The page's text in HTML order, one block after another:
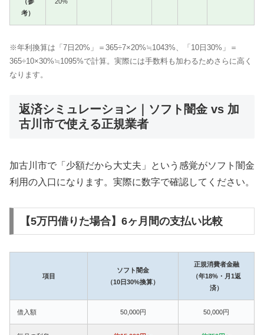
（参
考）
20%
※年利換算は「7日20%」＝365÷7×20%≒1043%、「10日30%」＝
365÷10×30%≒1095%で計算。実際には手数料も加わるためさらに高く
なります。
返済シミュレーション｜ソフト闇金 vs 加
古川市で使える正規業者
加古川市で「少額だから大丈夫」という感覚がソフト闇金
利用の入口になります。実際に数字で確認してください。
【5万円借りた場合】6ヶ月間の支払い比較
項目
ソフト闇金
（10日30%換算）
正規消費者金融
（年18%・月1返
済）
借入額 50,000円 50,000円